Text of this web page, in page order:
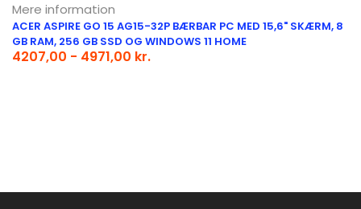
Mere information
ACER ASPIRE GO 15 AG15-32P BÆRBAR PC MED 15,6" SKÆRM, 8
GB RAM, 256 GB SSD OG WINDOWS 11 HOME
4207,00 - 4971,00 kr.